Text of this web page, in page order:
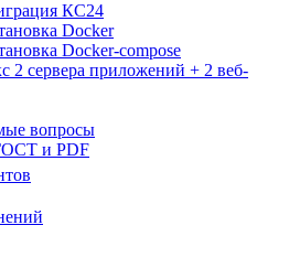
КС24
Docker
Docker-compose
2 сервера приложений + 2 веб-
вопросы
и PDF